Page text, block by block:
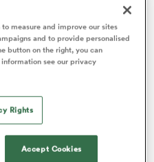
measure and improve our sites
and to provide personalised
button on the right, you can
see our privacy
Rights
Accept Cookies